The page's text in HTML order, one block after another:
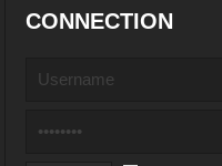
CONNECTION